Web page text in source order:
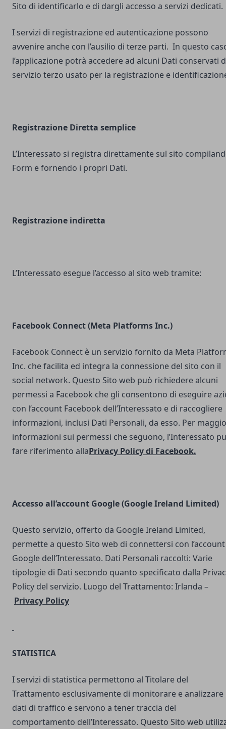
Sito di identificarlo e di dargli accesso a servizi dedicati.
I servizi di registrazione ed autenticazione possono
avvenire anche con l’ausilio di terze parti. In questo
l’applicazione potrà accedere ad alcuni Dati conservati
servizio terzo usato per la registrazione e
Registrazione Diretta semplice
L’Interessato si registra direttamente sul sito
Form e fornendo i propri Dati.
Registrazione indiretta
L’Interessato esegue l’accesso al sito web tramite:
Facebook Connect (Meta Platforms Inc.)
Facebook Connect è un servizio fornito da Meta
Inc. che facilita ed integra la connessione del sito con il
social network. Questo Sito web può richiedere alcuni
permessi a Facebook che gli consentono di eseguire
con l’account Facebook dell’Interessato e di raccogliere
informazioni, inclusi Dati Personali, da esso. Per
informazioni sui permessi che seguono, l’Interessato
fare riferimento allaPrivacy Policy di Facebook.
Accesso all’account Google (Google Ireland Limited)
Questo servizio, offerto da Google Ireland Limited,
permette a questo Sito web di connettersi con l’account
Google dell’Interessato. Dati Personali raccolti: Varie
tipologie di Dati secondo quanto specificato dalla
Policy del servizio. Luogo del Trattamento: Irlanda –
Privacy Policy
STATISTICA
I servizi di statistica permettono al Titolare del
Trattamento esclusivamente di monitorare e analizzare
dati di traffico e servono a tener traccia del
comportamento dell’Interessato. Questo Sito web